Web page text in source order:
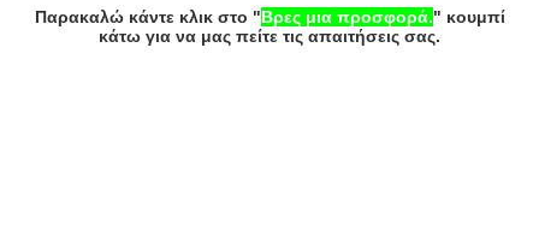
Παρακαλώ κάντε κλικ στο "Βρες μια προσφορά." κουμπί
κάτω για να μας πείτε τις απαιτήσεις σας.